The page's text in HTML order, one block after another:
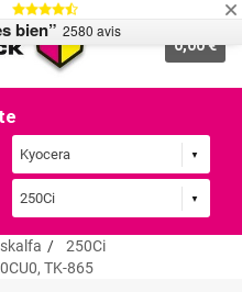
0,00 €
250Ci
TK-865
bien” 2580 avis